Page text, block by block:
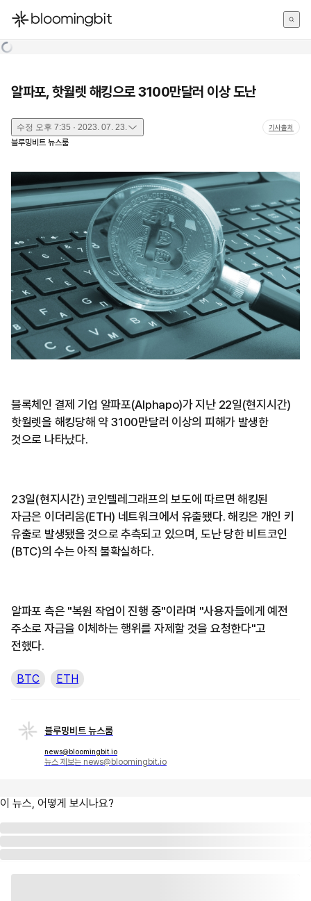
한국어
알파포, 핫월렛 해킹으로 3100만달러 이상 도난
수정 오후 7:35 · 2023. 07. 23. 기사출처
블루밍비트 뉴스룸
블록체인 결제 기업 알파포(Alphapo)가 지난 22일(현지시간)
핫월렛을 해킹당해 약 3100만달러 이상의 피해가 발생한
것으로 나타났다.
23일(현지시간) 코인텔레그래프의 보도에 따르면 해킹된
자금은 이더리움(ETH) 네트워크에서 유출됐다. 해킹은 개인 키
유출로 발생됐을 것으로 추측되고 있으며, 도난 당한 비트코인
(BTC)의 수는 아직 불확실하다.
알파포 측은 "복원 작업이 진행 중"이라며 "사용자들에게 예전
주소로 자금을 이체하는 행위를 자제할 것을 요청한다"고
전했다.
BTC ETH
블루밍비트 뉴스룸
news@bloomingbit.io
뉴스 제보는 news@bloomingbit.io
이 뉴스, 어떻게 보시나요?